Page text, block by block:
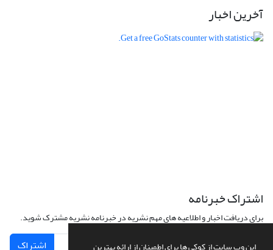
این وب سایت از کوکی ها برای اطمینان از ارائه بهترین
آخرین اخبار
اشتراک خبرنامه
برای دریافت اخبار و اطلاعیه های مهم نشریه در خبرنامه نشریه مشترک شوید.
اشتراک